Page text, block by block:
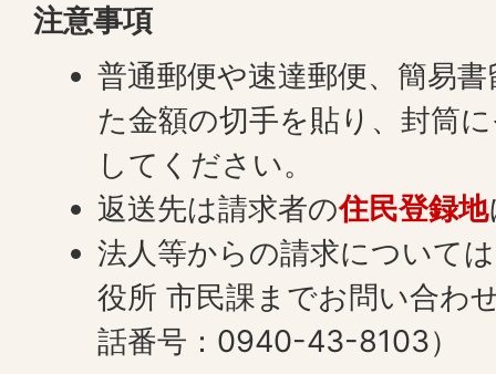
注意事項
普通郵便や速達郵便、簡易
た金額の切手を貼り、封筒
してください。
返送先は請求者の住民登録地
法人等からの請求について
役所 市民課までお問い合わ
話番号：0940-43-8103）